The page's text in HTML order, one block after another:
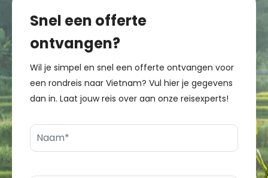
Snel een offerte
ontvangen?
Wil je simpel en snel een offerte ontvangen voor
een rondreis naar Vietnam? Vul hier je gegevens
dan in. Laat jouw reis over aan onze reisexperts!